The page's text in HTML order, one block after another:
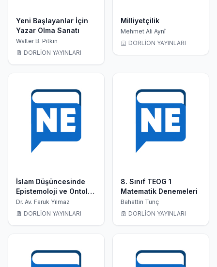
Yeni Başlayanlar İçin
Yazar Olma Sanatı
Walter B. Pitkin
DORLİON YAYINLARI
Milliyetçilik
Mehmet Ali Aynî
DORLİON YAYINLARI
İslam Düşüncesinde
Epistemoloji ve Ontoloji
(Bilgi ve Varlık)
Dr. Av. Faruk Yılmaz
DORLİON YAYINLARI
8. Sınıf TEOG 1
Matematik Denemeleri
Bahattin Tunç
DORLİON YAYINLARI